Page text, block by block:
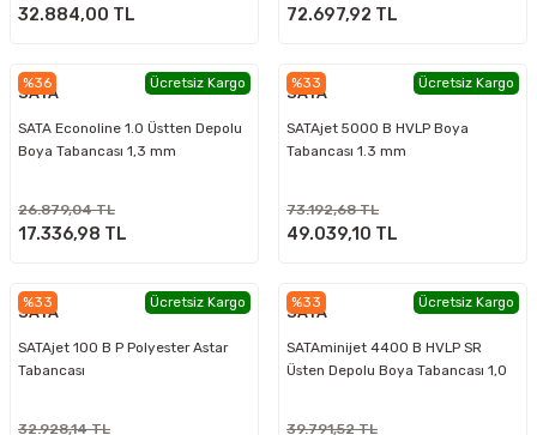
32.884,00 TL 72.697,92 TL
%36 Ücretsiz Kargo
SATA
SATA Econoline 1.0 Üstten Depolu
Boya Tabancası 1,3 mm
26.879,04 TL
17.336,98 TL
%33 Ücretsiz Kargo
SATA
SATAjet 5000 B HVLP Boya
Tabancası 1.3 mm
73.192,68 TL
49.039,10 TL
%33 Ücretsiz Kargo
SATA
SATAjet 100 B P Polyester Astar
Tabancası
32.928,14 TL
%33 Ücretsiz Kargo
SATA
SATAminijet 4400 B HVLP SR
Üsten Depolu Boya Tabancası 1,0
39.791,52 TL